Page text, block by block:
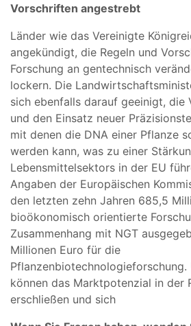
Vorschriften angestrebt
Länder wie das Vereinigte
angekündigt, die Regeln und
Forschung an gentechnisch
lockern. Die
sich ebenfalls darauf geeinigt, die
und den Einsatz neuer
mit denen die DNA einer Pflanze
werden kann, was zu einer
Lebensmittelsektors in der EU
Angaben der Europäischen
den letzten zehn Jahren 685,5
bioökonomisch orientierte
Zusammenhang mit NGT
Millionen Euro für die
Pflanzenbiotechnologieforschung.
können das Marktpotenzial in der
erschließen und sich